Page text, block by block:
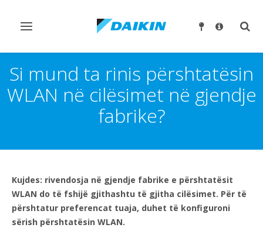
Ndrysho
Si mund ta rinis përshtatësin
WLAN në cilësimet në gjendje
fabrike?
Kujdes: rivendosja në gjendje fabrike e përshtatësit
WLAN do të fshijë gjithashtu të gjitha cilësimet. Për të
përshtatur preferencat tuaja, duhet të konfiguroni
sërish përshtatësin WLAN.